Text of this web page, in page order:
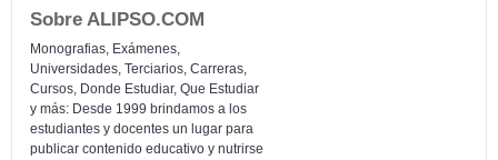
Sobre ALIPSO.COM
Monografias, Exámenes,
Universidades, Terciarios, Carreras,
Cursos, Donde Estudiar, Que Estudiar
y más: Desde 1999 brindamos a los
estudiantes y docentes un lugar para
publicar contenido educativo y nutrirse